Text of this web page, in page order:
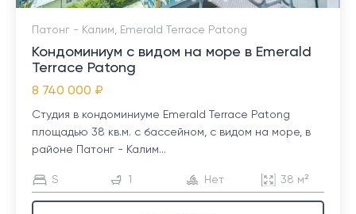
Патонг - Калим, Emerald Terrace Patong
Кондоминиум с видом на море в Emerald
Terrace Patong
8 740 000 ₽
Студия в кондоминиуме Emerald Terrace Patong
площадью 38 кв.м. с бассейном, с видом на море, в
районе Патонг - Калим...
S 1 Нет 38 м²